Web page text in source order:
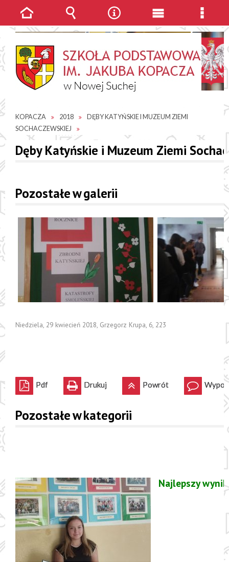
KOPACZA
2018
DĘBY KATYŃSKIE I MUZEUM ZIEMI
SOCHACZEWSKIEJ
Dęby Katyńskie i Muzeum Ziemi
Pozostałe w galerii
Niedziela, 29 kwiecień 2018, Grzegorz Krupa, 6, 223
Pdf Drukuj Powrót
Pozostałe w kategorii
Najlepszy
Strona
główna
Wyszukiwarka
NarzędziaMenu
Menu